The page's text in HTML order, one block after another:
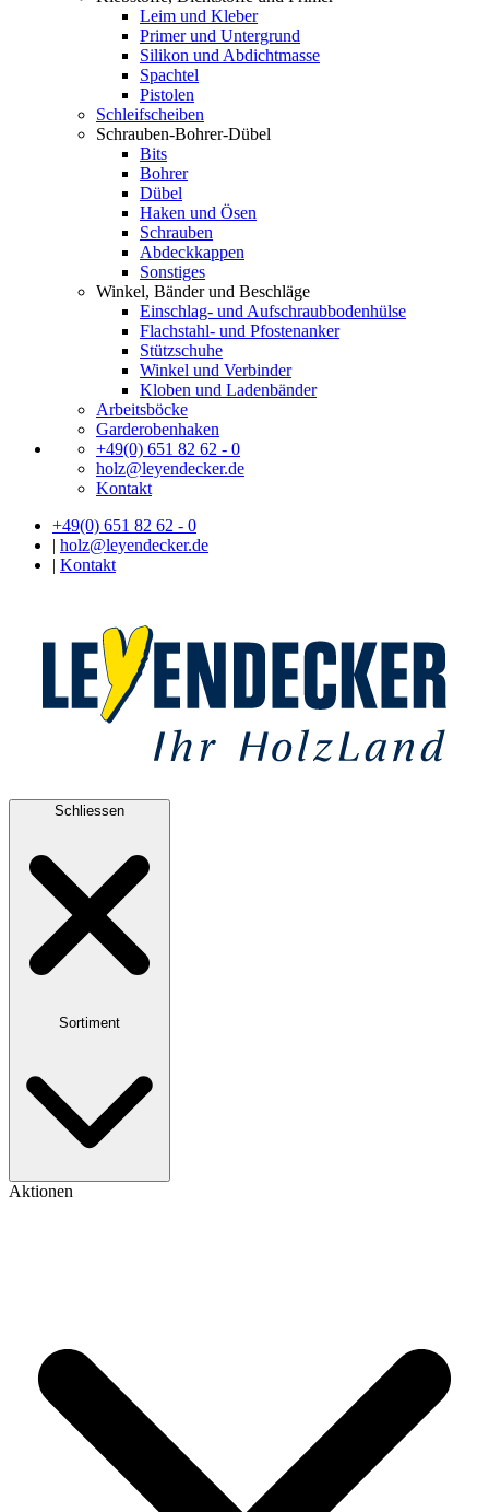
Leim und Kleber
Primer und Untergrund
Silikon und Abdichtmasse
Spachtel
Pistolen
Schleifscheiben
Schrauben-Bohrer-Dübel
Bits
Bohrer
Dübel
Haken und Ösen
Schrauben
Abdeckkappen
Sonstiges
Winkel, Bänder und Beschläge
Einschlag- und Aufschraubbodenhülse
Flachstahl- und Pfostenanker
Stützschuhe
Winkel und Verbinder
Kloben und Ladenbänder
Arbeitsböcke
Garderobenhaken
+49(0) 651 82 62 - 0
holz@leyendecker.de
Kontakt
+49(0) 651 82 62 - 0
| holz@leyendecker.de
| Kontakt
Schliessen
Sortiment
Aktionen